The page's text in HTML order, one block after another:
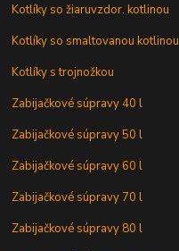
Kotlíky so žiaruvzdor. kotlinou
Kotlíky so smaltovanou kotlinou
Kotlíky s trojnožkou
Zabijačkové súpravy 40 l
Zabijačkové súpravy 50 l
Zabijačkové súpravy 60 l
Zabijačkové súpravy 70 l
Zabijačkové súpravy 80 l